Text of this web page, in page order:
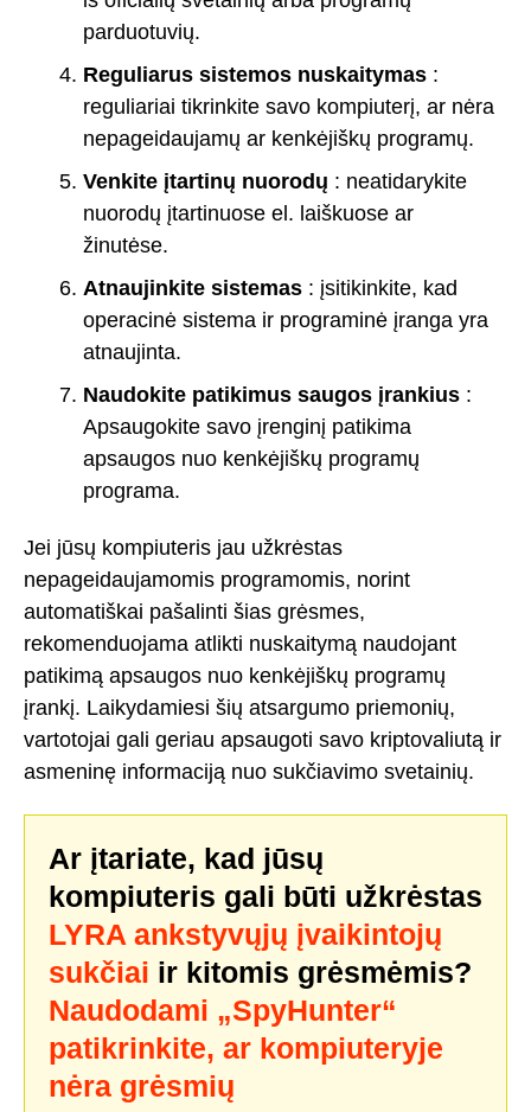
parduotuvių.
Reguliarus sistemos nuskaitymas :
reguliariai tikrinkite savo kompiuterį, ar nėra
nepageidaujamų ar kenkėjiškų programų.
Venkite įtartinų nuorodų : neatidarykite
nuorodų įtartinuose el. laiškuose ar
žinutėse.
Atnaujinkite sistemas : įsitikinkite, kad
operacinė sistema ir programinė įranga yra
atnaujinta.
Naudokite patikimus saugos įrankius :
Apsaugokite savo įrenginį patikima
apsaugos nuo kenkėjiškų programų
programa.
Jei jūsų kompiuteris jau užkrėstas
nepageidaujamomis programomis, norint
automatiškai pašalinti šias grėsmes,
rekomenduojama atlikti nuskaitymą naudojant
patikimą apsaugos nuo kenkėjiškų programų
įrankį. Laikydamiesi šių atsargumo priemonių,
vartotojai gali geriau apsaugoti savo kriptovaliutą ir
asmeninę informaciją nuo sukčiavimo svetainių.
Ar įtariate, kad jūsų
kompiuteris gali būti užkrėstas
LYRA ankstyvųjų įvaikintojų
sukčiai ir kitomis grėsmėmis?
Naudodami „SpyHunter“
patikrinkite, ar kompiuteryje
nėra grėsmių